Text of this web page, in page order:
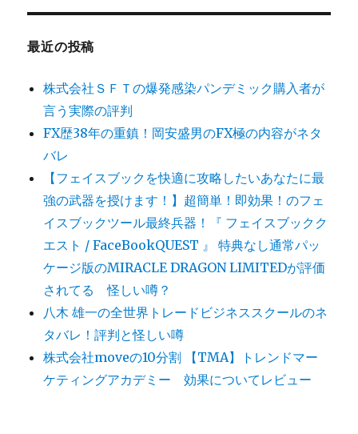
最近の投稿
株式会社ＳＦＴの爆発感染パンデミック購入者が
言う実際の評判
FX歴38年の重鎮！岡安盛男のFX極の内容がネタ
バレ
【フェイスブックを快適に攻略したいあなたに最
強の武器を授けます！】超簡単！即効果！のフェ
イスブックツール最終兵器！『 フェイスブックク
エスト / FaceBookQUEST 』 特典なし通常パッ
ケージ版のMIRACLE DRAGON LIMITEDが評価
されてる 怪しい噂？
八木 雄一の全世界トレードビジネススクールのネ
タバレ！評判と怪しい噂
株式会社moveの10分割 【TMA】トレンドマー
ケティングアカデミー 効果についてレビュー